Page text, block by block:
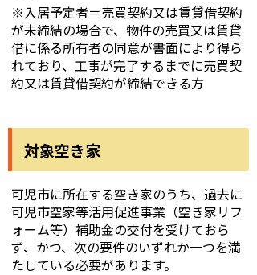
※入居予定者＝売買契約又は賃貸借契約
が未締結の場合で、物件の売買又は賃貸
借に係る所有者の同意が書面により得ら
れており、工事が完了するまでに売買契
約又は賃貸借契約が締結できる方
対象空き家
可児市に所在する空き家のうち、過去に
可児市空家等活用促進事業（空き家リフ
ォーム等）補助金の交付を受けておら
ず、かつ、次の要件のいずれか一つを満
たしている必要があります。